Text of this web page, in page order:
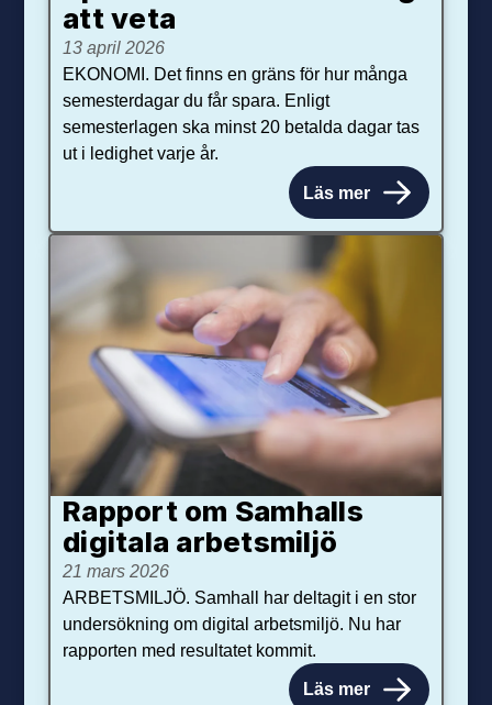
att veta
13 april 2026
EKONOMI. Det finns en gräns för hur många
semesterdagar du får spara. Enligt
semesterlagen ska minst 20 betalda dagar tas
ut i ledighet varje år.
Läs mer
Rapport om Samhalls
digitala arbetsmiljö
21 mars 2026
ARBETSMILJÖ. Samhall har deltagit i en stor
undersökning om digital arbetsmiljö. Nu har
rapporten med resultatet kommit.
Läs mer